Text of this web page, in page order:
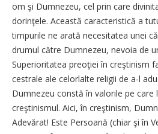
om şi Dum­nezeu, cel prin care
dorinţele. Această ca­racteristică a
timpurile ne a­ra­­tă necesitatea unei
drumul către Dum­nezeu, nevoia de
Superioritatea preoţiei în creş­tinism
cestrale ale celorlalte religii de a-l
Dum­nezeu constă în valorile pe care
creştinismul. Aici, în creştinism,
Ade­vă­rat! Este Persoană (chiar şi în